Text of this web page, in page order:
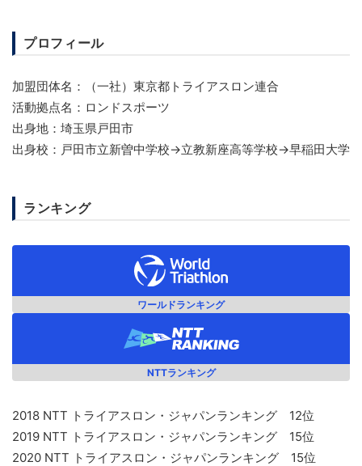
プロフィール
加盟団体名：（一社）東京都トライアスロン連合
活動拠点名：ロンドスポーツ
出身地：埼玉県戸田市
出身校：戸田市立新曽中学校→立教新座高等学校→早稲田大学
ランキング
ワールドランキング
NTTランキング
2018 NTT トライアスロン・ジャパンランキング 12位
2019 NTT トライアスロン・ジャパンランキング 15位
2020 NTT トライアスロン・ジャパンランキング 15位